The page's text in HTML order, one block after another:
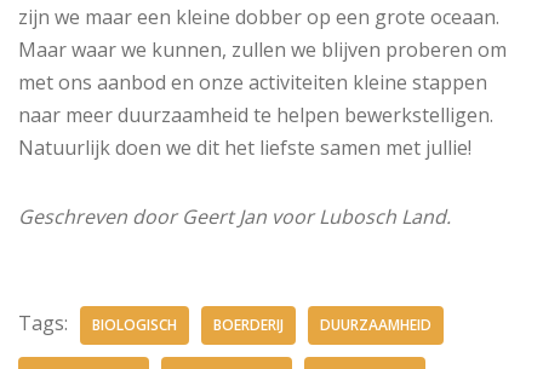
zijn we maar een kleine dobber op een grote oceaan.
Maar waar we kunnen, zullen we blijven proberen om
met ons aanbod en onze activiteiten kleine stappen
naar meer duurzaamheid te helpen bewerkstelligen.
Natuurlijk doen we dit het liefste samen met jullie!
Geschreven door Geert Jan voor Lubosch Land.
Tags: BIOLOGISCH BOERDERIJ DUURZAAMHEID